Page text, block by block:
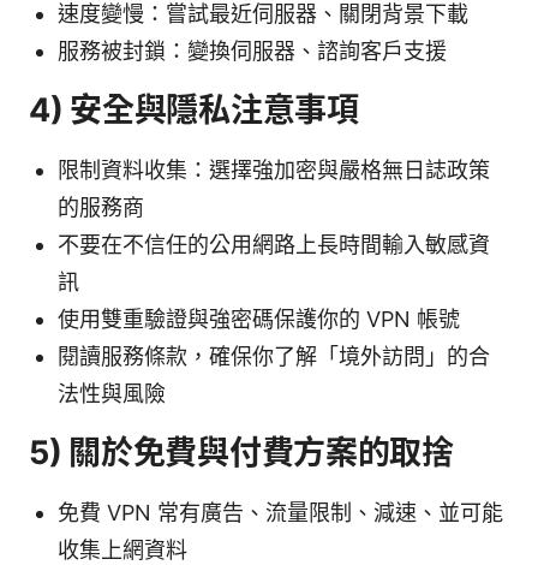
速度變慢：嘗試最近伺服器、關閉背景下載
服務被封鎖：變換伺服器、諮詢客戶支援
4) 安全與隱私注意事項
限制資料收集：選擇強加密與嚴格無日誌政策
的服務商
不要在不信任的公用網路上長時間輸入敏感資
訊
使用雙重驗證與強密碼保護你的 VPN 帳號
閱讀服務條款，確保你了解「境外訪問」的合
法性與風險
5) 關於免費與付費方案的取捨
免費 VPN 常有廣告、流量限制、減速、並可能
收集上網資料